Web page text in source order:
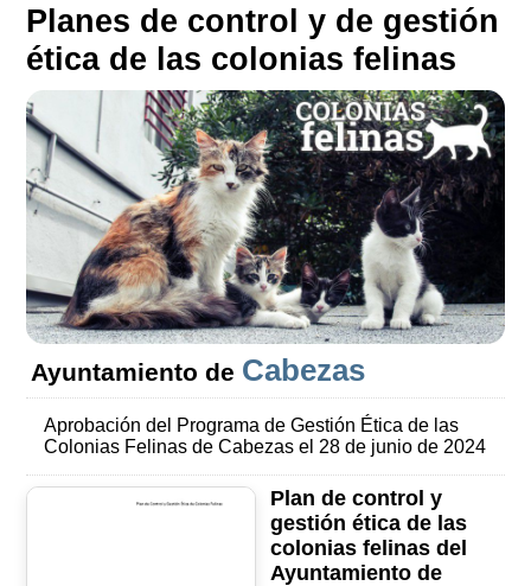
Planes de control y de gestión
ética de las colonias felinas
Ayuntamiento de Cabezas
Aprobación del Programa de Gestión Ética de las
Colonias Felinas de Cabezas el 28 de junio de 2024
Plan de control y
gestión ética de las
colonias felinas del
Ayuntamiento de